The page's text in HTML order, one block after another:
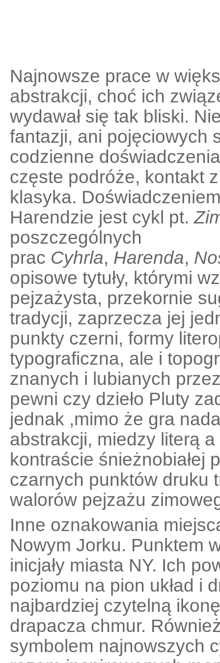
Najnowsze prace w
abstrakcji, choć ich
wydawał się tak bliski.
fantazji, ani pojęciowych
codzienne
częste podróże, kontakt
klasyka.
Harendzie jest cykl pt.
poszczególnych
prac Cyhrla, Harenda,
opisowe tytuły, którymi
pejzażysta, przekornie
tradycji, zaprzecza jej
punkty czerni, formy
typograficzna, ale i
znanych i lubianych
pewni czy dzieło Pluty
jednak ,mimo że gra
abstrakcji, miedzy literą
kontraście śnieżnobiałej
czarnych punktów druku
walorów pejzażu
Inne oznakowania
Nowym Jorku. Punktem
inicjały miasta NY. Ich
poziomu na pion układ i
najbardziej czytelną
drapacza chmur.
symbolem najnowszych